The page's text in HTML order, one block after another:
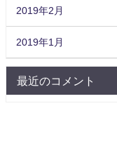
2019年2月
2019年1月
最近のコメント